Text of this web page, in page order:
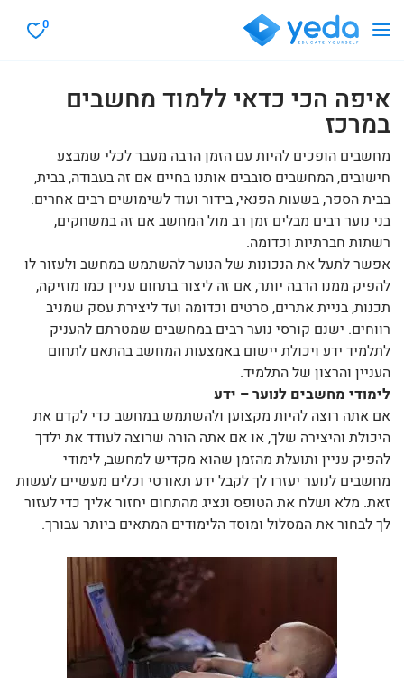
0
איפה הכי כדאי ללמוד מחשבים
במרכז
מחשבים הופכים להיות עם הזמן הרבה מעבר לכלי שמבצע
חישובים, המחשבים סובבים אותנו בחיים אם זה בעבודה, בבית,
בבית הספר, בשעות הפנאי, בידור ועוד לשימושים רבים אחרים.
בני נוער רבים מבלים זמן רב מול המחשב אם זה במשחקים,
רשתות חברתיות וכדומה.
אפשר לתעל את הנכונות של הנוער להשתמש במחשב ולעזור לו
להפיק ממנו הרבה יותר, אם זה ליצור בתחום עניין כמו מוזיקה,
תכנות, בניית אתרים, סרטים וכדומה ועד ליצירת עסק שמניב
רווחים. ישנם קורסי נוער רבים במחשבים שמטרתם להעניק
לתלמיד ידע ויכולת יישום באמצעות המחשב בהתאם לתחום
העניין והרצון של התלמיד.
לימודי מחשבים לנוער – ידע
אם אתה רוצה להיות מקצוען ולהשתמש במחשב כדי לקדם את
היכולת והיצירה שלך, או אם אתה הורה שרוצה לעודד את ילדך
להפיק עניין ותועלת מהזמן שהוא מקדיש למחשב, לימודי
מחשבים לנוער יעזרו לך לקבל ידע תאורטי וכלים מעשיים לעשות
זאת. מלא ושלח את הטופס ונציג מהתחום יחזור אליך כדי לעזור
לך לבחור את המסלול ומוסד הלימודים המתאים ביותר עבורך.